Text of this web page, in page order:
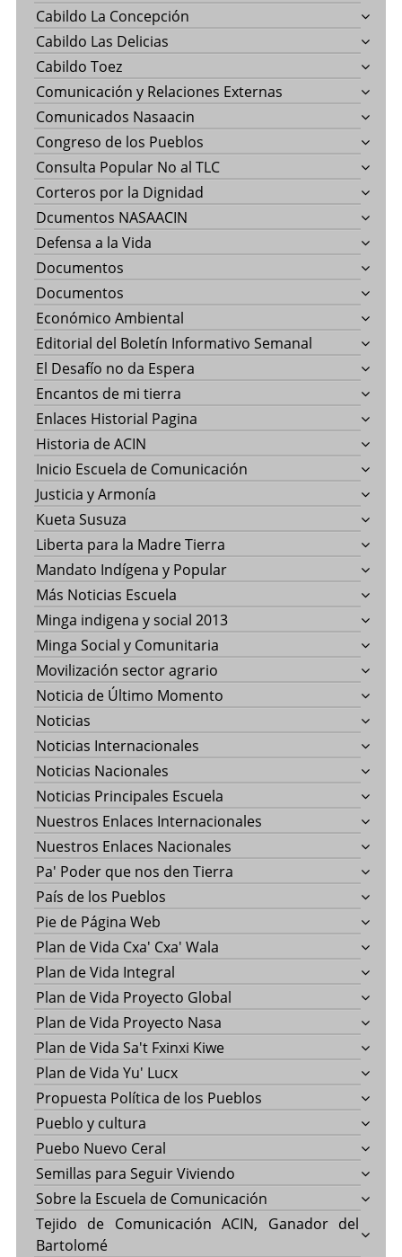
Cabildo La Concepción
Cabildo Las Delicias
Cabildo Toez
Comunicación y Relaciones Externas
Comunicados Nasaacin
Congreso de los Pueblos
Consulta Popular No al TLC
Corteros por la Dignidad
Dcumentos NASAACIN
Defensa a la Vida
Documentos
Documentos
Económico Ambiental
Editorial del Boletín Informativo Semanal
El Desafío no da Espera
Encantos de mi tierra
Enlaces Historial Pagina
Historia de ACIN
Inicio Escuela de Comunicación
Justicia y Armonía
Kueta Susuza
Liberta para la Madre Tierra
Mandato Indígena y Popular
Más Noticias Escuela
Minga indigena y social 2013
Minga Social y Comunitaria
Movilización sector agrario
Noticia de Último Momento
Noticias
Noticias Internacionales
Noticias Nacionales
Noticias Principales Escuela
Nuestros Enlaces Internacionales
Nuestros Enlaces Nacionales
Pa' Poder que nos den Tierra
País de los Pueblos
Pie de Página Web
Plan de Vida Cxa' Cxa' Wala
Plan de Vida Integral
Plan de Vida Proyecto Global
Plan de Vida Proyecto Nasa
Plan de Vida Sa't Fxinxi Kiwe
Plan de Vida Yu' Lucx
Propuesta Política de los Pueblos
Pueblo y cultura
Puebo Nuevo Ceral
Semillas para Seguir Viviendo
Sobre la Escuela de Comunicación
Tejido de Comunicación ACIN, Ganador del
Bartolomé